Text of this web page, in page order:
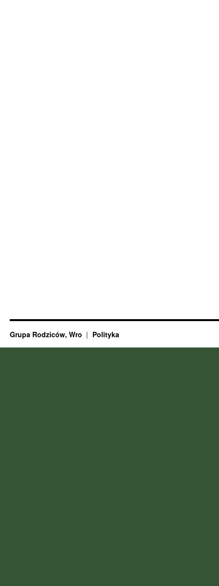
Grupa Rodziców, Wro Polityka